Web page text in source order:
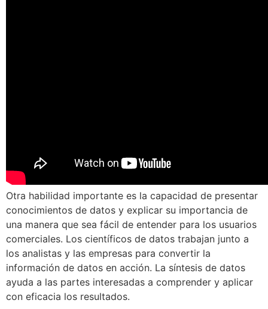
Otra habilidad importante es la capacidad de presentar
conocimientos de datos y explicar su importancia de
una manera que sea fácil de entender para los usuarios
comerciales. Los científicos de datos trabajan junto a
los analistas y las empresas para convertir la
información de datos en acción. La síntesis de datos
ayuda a las partes interesadas a comprender y aplicar
con eficacia los resultados.